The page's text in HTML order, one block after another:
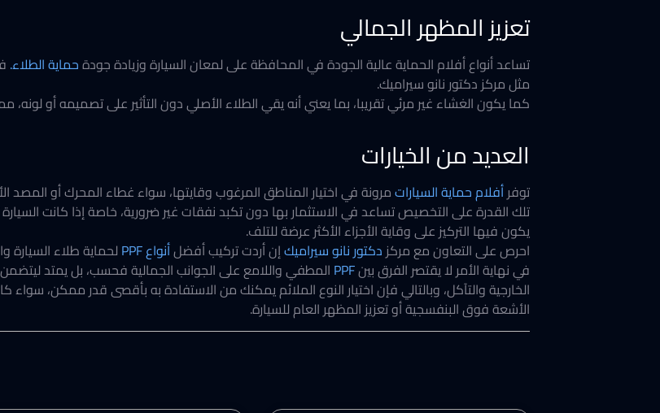
تعزيز المظهر الجمالي
تساعد أنواع أفلام الحماية عالية الجودة في المحافظة على لمعان السيارة وزيادة جودةحمايةالطلاء.
مثل مركز دكتور نانو سيراميك.
كما يكون الغشاء غير مرئي تقريبا، بما يعني أنه يقي الطلاء الأصلي دون التأثير على تصميمه أو لونه،
العديد من الخيارات
توفرأفلام حماية السياراتمرونة في اختيار المناطق المرغوب وقايتها، سواء غطاء المحرك أو المصد
تلك القدرة على التخصيص تساعد في الاستثمار بها دون تكبد نفقات غير ضرورية، خاصة إذا كانت
يكون فيها التركيز على وقاية الأجزاء الأكثر عرضة للتلف.
احرص على التعاون مع مركزدكتور نانو سيراميكإن أردت تركيب أفضلأنواع PPF
لحماية طلاء السيارة
في نهاية الأمر لا يقتصر الفرق بينPPFالمطفي واللامع على الجوانب الجمالية فحسب، بل يمتد
الخارجية والتآكل، وبالتالي فإن اختيار النوع الملائم يمكنك من الاستفادة به بأقصى قدر ممكن،
الأشعة فوق البنفسجية أو تعزيز المظهر العام للسيارة.